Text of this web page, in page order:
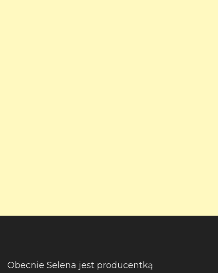
Obecnie Selena jest producentką